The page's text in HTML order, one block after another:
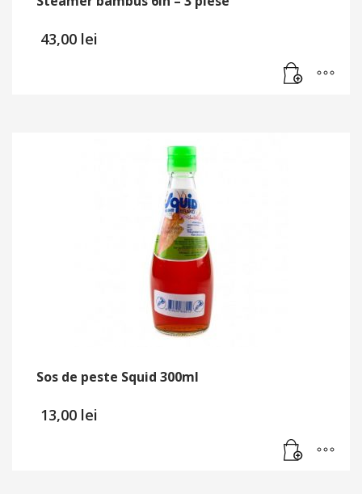
43,00 lei
Sos de peste Squid 300ml
13,00 lei